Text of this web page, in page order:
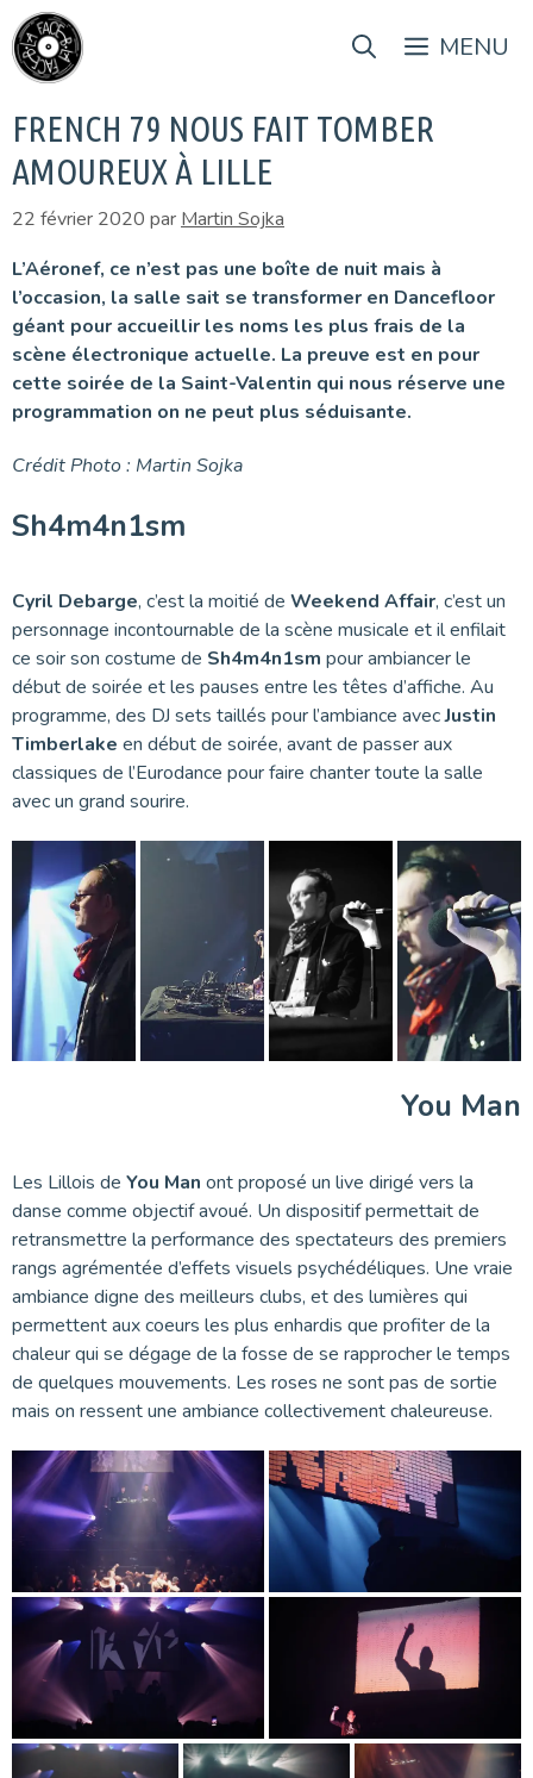
Aller
au
contenu
MENU
FRENCH 79 NOUS FAIT TOMBER
AMOUREUX À LILLE
22 février 2020 par Martin Sojka
L’Aéronef, ce n’est pas une boîte de nuit mais à
l’occasion, la salle sait se transformer en Dancefloor
géant pour accueillir les noms les plus frais de la
scène électronique actuelle. La preuve est en pour
cette soirée de la Saint-Valentin qui nous réserve une
programmation on ne peut plus séduisante.
Crédit Photo : Martin Sojka
Sh4m4n1sm
Cyril Debarge, c’est la moitié de Weekend Affair, c’est un
personnage incontournable de la scène musicale et il enfilait
ce soir son costume de Sh4m4n1sm pour ambiancer le
début de soirée et les pauses entre les têtes d’affiche. Au
programme, des DJ sets taillés pour l’ambiance avecJustin
Timberlake en début de soirée, avant de passer aux
classiques de l’Eurodance pour faire chanter toute la salle
avec un grand sourire.
You Man
Les Lillois de You Man ont proposé un live dirigé vers la
danse comme objectif avoué. Un dispositif permettait de
retransmettre la performance des spectateurs des premiers
rangs agrémentée d’effets visuels psychédéliques. Une vraie
ambiance digne des meilleurs clubs, et des lumières qui
permettent aux coeurs les plus enhardis que profiter de la
chaleur qui se dégage de la fosse de se rapprocher le temps
de quelques mouvements. Les roses ne sont pas de sortie
mais on ressent une ambiance collectivement chaleureuse.